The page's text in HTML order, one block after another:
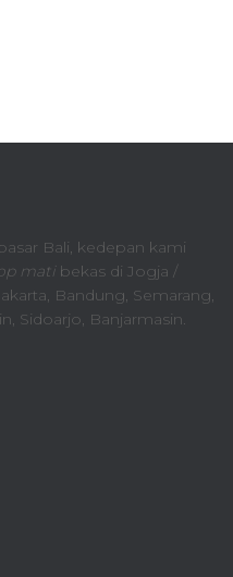
Bali, kedepan kami
matibekas di Jogja /
Bandung, Semarang,
Sidoarjo, Banjarmasin.